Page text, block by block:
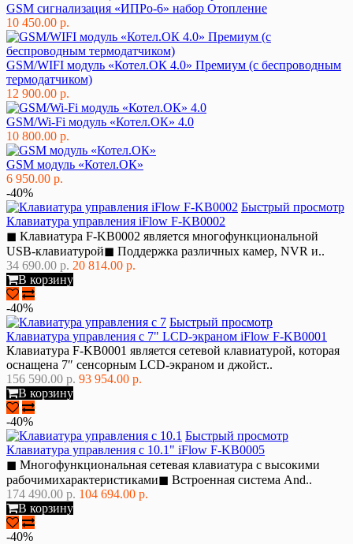
GSM сигнализация «ИПРо-6» набор Отопление
10 450.00 р.
GSM/WIFI модуль «Котел.ОК 4.0» Премиум (с беспроводным
термодатчиком)
12 900.00 р.
GSM/Wi-Fi модуль «Котел.ОК» 4.0
10 800.00 р.
GSM модуль «Котел.ОК»
6 950.00 р.
-40%
Быстрый просмотр
Клавиатура управления iFlow F-KB0002
◼ Клавиатура F-KB0002 является многофункциональной
USB-клавиатурой◼ Поддержка различных камер, NVR и..
34 690.00 р. 20 814.00 р.
В корзину
-40%
Быстрый просмотр
Клавиатура управления с 7" LCD-экраном iFlow F-KB0001
Клавиатура F-KB0001 является сетевой клавиатурой, которая
оснащена 7″ сенсорным LCD-экраном и джойст..
156 590.00 р. 93 954.00 р.
В корзину
-40%
Быстрый просмотр
Клавиатура управления с 10.1" iFlow F-KB0005
◼ Многофункциональная сетевая клавиатура с высокими
рабочимихарактеристиками◼ Встроенная система And..
174 490.00 р. 104 694.00 р.
В корзину
-40%